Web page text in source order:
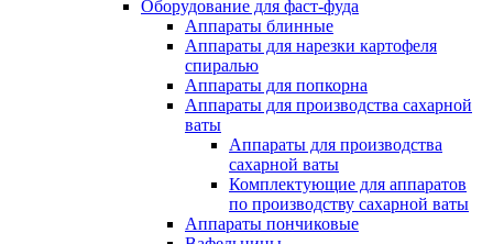
Оборудование для фаст-фуда
Аппараты блинные
Аппараты для нарезки картофеля
спиралью
Аппараты для попкорна
Аппараты для производства сахарной
ваты
Аппараты для производства
сахарной ваты
Комплектующие для аппаратов
по производству сахарной ваты
Аппараты пончиковые